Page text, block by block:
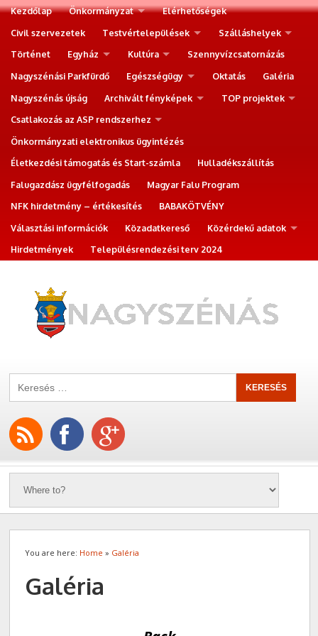
Kezdőlap Önkormányzat
Elérhetőségek
Civil szervezetek
Testvértelepülések
Szálláshelyek
Történet
Egyház Kultúra
Szennyvízcsatornázás
Nagyszénási Parkfürdő
Egészségügy Oktatás
Galéria
Nagyszénás újság
Archivált fényképek
TOP projektek
Csatlakozás az ASP rendszerhez
Önkormányzati elektronikus ügyintézés
Életkezdési támogatás és Start-számla
Hulladékszállítás
Falugazdász ügyfélfogadás
Magyar Falu Program
NFK hirdetmény – értékesítés
BABAKÖTVÉNY
Választási információk
Közadatkereső
Közérdekű adatok
Hirdetmények
Településrendezési terv 2024
You are here: Home » Galéria
Galéria